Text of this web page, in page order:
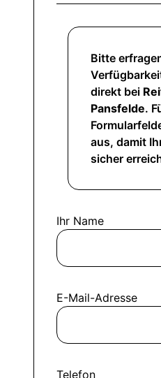
Bitte
direkt bei
Pansfelde.
aus, damit
sicher
Ihr Name
E-Mail-Adresse
Telefon